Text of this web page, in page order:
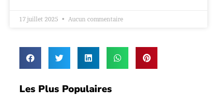
17 juillet 2025 Aucun commentaire
Les Plus Populaires